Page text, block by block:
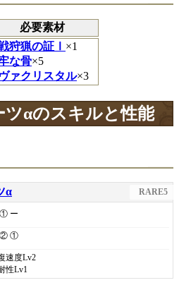
必要素材
狩猟の証Ⅰ ×1
な骨×5
ァクリスタル×3
αのスキルと性能
α RARE5
ー
①
速度Lv2
性Lv1